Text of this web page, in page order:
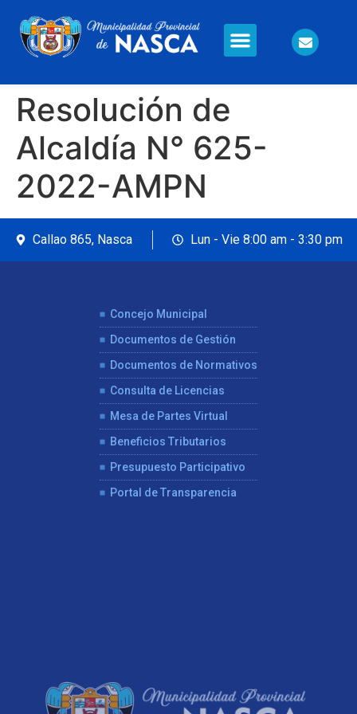
Resolución de
Alcaldía N° 625-
2022-AMPN
Callao 865, Nasca Lun - Vie 8:00 am - 3:30 pm
Concejo Municipal
Documentos de Gestión
Documentos de Normativos
Consulta de Licencias
Mesa de Partes Virtual
Beneficios Tributarios
Presupuesto Participativo
Portal de Transparencia